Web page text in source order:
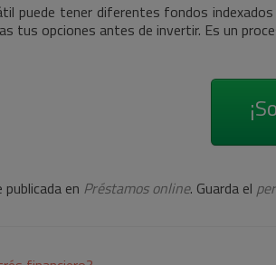
puede tener diferentes fondos
tus opciones antes de invertir. Es un
en Préstamos online. Guarda el